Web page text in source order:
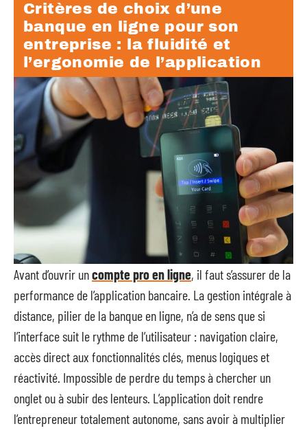
Critères de choix d’une
banque en ligne pour son
entreprise : la fluidité et
l’ergonomie de l’application
Avant d’ouvrir uncompte pro en ligne, il faut s’assurer de la
performance de l’application bancaire. La gestion intégrale à
distance, pilier de la banque en ligne, n’a de sens que si
l’interface suit le rythme de l’utilisateur : navigation claire,
accès direct aux fonctionnalités clés, menus logiques et
réactivité. Impossible de perdre du temps à chercher un
onglet ou à subir des lenteurs. L’application doit rendre
l’entrepreneur totalement autonome, sans avoir à multiplier